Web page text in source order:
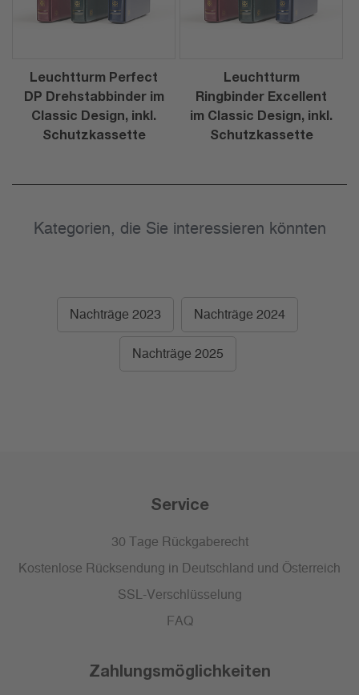
Leuchtturm Perfect
DP Drehstabbinder im
Classic Design, inkl.
Schutzkassette
Leuchtturm
Ringbinder Excellent
im Classic Design, inkl.
Schutzkassette
Kategorien, die Sie interessieren könnten
Nachträge 2023 Nachträge 2024
Nachträge 2025
Service
30 Tage Rückgaberecht
Kostenlose Rücksendung in Deutschland und Österreich
SSL-Verschlüsselung
FAQ
Zahlungsmöglichkeiten